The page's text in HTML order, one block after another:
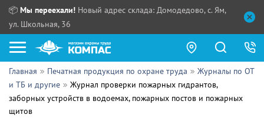
📦 Мы переехали! Новый адрес склада: Домодедово, с. Ям,
ул. Школьная, 36
Как купить?
Прайс-листы
Главная Печатная продукция по охране труда
Журналы по ОТ
и ТБ и другие
Журнал проверки пожарных гидрантов,
заборных устройств в водоемах, пожарных постов и пожарных
щитов